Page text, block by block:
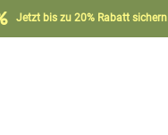
Jetzt bis zu 20% Rabatt sichern